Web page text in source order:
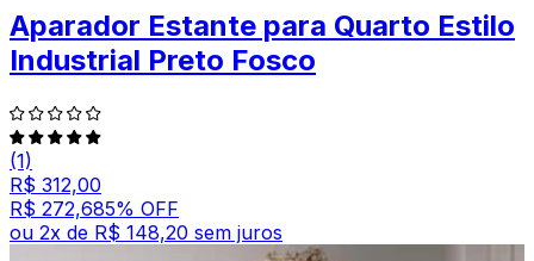
Aparador Estante para Quarto Estilo
Industrial Preto Fosco
(1)
R$ 312,00
R$ 272,685% OFF
ou 2x de R$ 148,20 sem juros